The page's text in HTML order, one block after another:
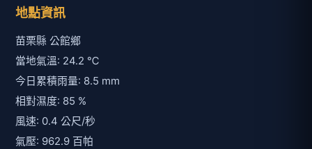
地點資訊
苗栗縣 公館鄉
當地氣溫: 24.2 ℃
今日累積雨量: 8.5 mm
相對濕度: 85 %
風速: 0.4 公尺/秒
氣壓: 962.9 百帕